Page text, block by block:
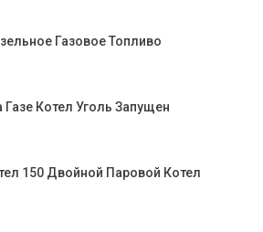
Газовое Топливо
Газе Котел Уголь Запущен
150 Двойной Паровой Котел